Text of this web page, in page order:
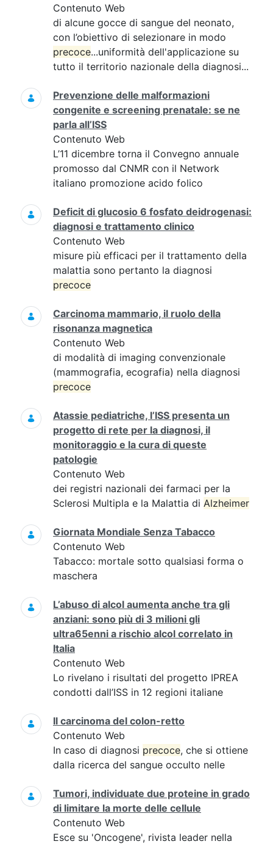
Contenuto Web
di alcune gocce di sangue del neonato,
con l’obiettivo di selezionare in modo
precoce...uniformità dell'applicazione su
tutto il territorio nazionale della diagnosi...
Prevenzione delle malformazioni
congenite e screening prenatale: se ne
parla all’ISS
Contenuto Web
L’11 dicembre torna il Convegno annuale
promosso dal CNMR con il Network
italiano promozione acido folico
Deficit di glucosio 6 fosfato deidrogenasi:
diagnosi e trattamento clinico
Contenuto Web
misure più efficaci per il trattamento della
malattia sono pertanto la diagnosi
precoce
Carcinoma mammario, il ruolo della
risonanza magnetica
Contenuto Web
di modalità di imaging convenzionale
(mammografia, ecografia) nella diagnosi
precoce
Atassie pediatriche, l’ISS presenta un
progetto di rete per la diagnosi, il
monitoraggio e la cura di queste
patologie
Contenuto Web
dei registri nazionali dei farmaci per la
Sclerosi Multipla e la Malattia di Alzheimer
Giornata Mondiale Senza Tabacco
Contenuto Web
Tabacco: mortale sotto qualsiasi forma o
maschera
L’abuso di alcol aumenta anche tra gli
anziani: sono più di 3 milioni gli
ultra65enni a rischio alcol correlato in
Italia
Contenuto Web
Lo rivelano i risultati del progetto IPREA
condotti dall’ISS in 12 regioni italiane
Il carcinoma del colon-retto
Contenuto Web
In caso di diagnosi precoce, che si ottiene
dalla ricerca del sangue occulto nelle
Tumori, individuate due proteine in grado
di limitare la morte delle cellule
Contenuto Web
Esce su 'Oncogene', rivista leader nella